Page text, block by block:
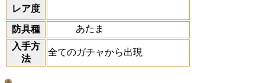
レア度
防具種
あたま
入手方
法
全てのガチャから出現